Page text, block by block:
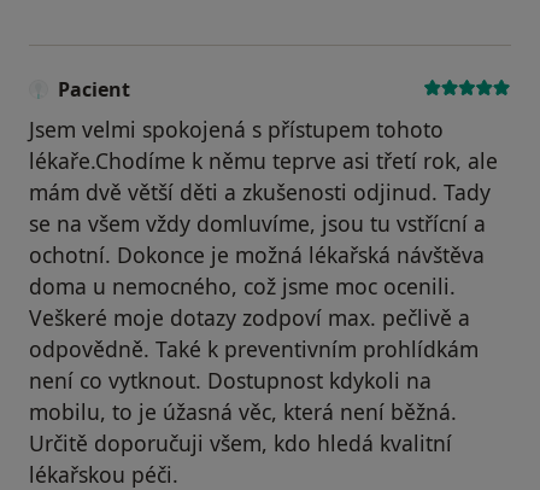
Pacient
Jsem velmi spokojená s přístupem tohoto
lékaře.Chodíme k němu teprve asi třetí rok, ale
mám dvě větší děti a zkušenosti odjinud. Tady
se na všem vždy domluvíme, jsou tu vstřícní a
ochotní. Dokonce je možná lékařská návštěva
doma u nemocného, což jsme moc ocenili.
Veškeré moje dotazy zodpoví max. pečlivě a
odpovědně. Také k preventivním prohlídkám
není co vytknout. Dostupnost kdykoli na
mobilu, to je úžasná věc, která není běžná.
Určitě doporučuji všem, kdo hledá kvalitní
lékařskou péči.